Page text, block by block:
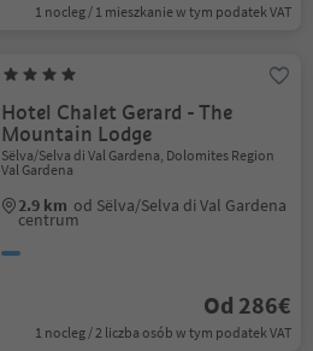
1 nocleg / 1 mieszkanie w tym podatek VAT
Hotel Chalet Gerard - The
Mountain Lodge
Sëlva/Selva di Val Gardena, Dolomites Region
Val Gardena
2.9 km od Sëlva/Selva di Val Gardena
centrum
Od 286€
1 nocleg / 2 liczba osób w tym podatek VAT